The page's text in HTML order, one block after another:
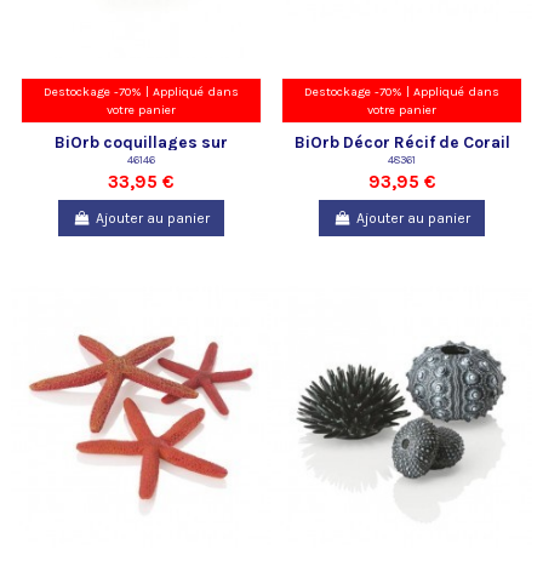
Destockage -70% | Appliqué dans
votre panier
BiOrb coquillages sur
branche décor blanc Oase
46146
33,95 €
Ajouter au panier
Destockage -70% | Appliqué dans
votre panier
BiOrb Décor Récif de Corail
vert violet Oase
48361
93,95 €
Ajouter au panier